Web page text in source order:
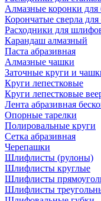
Алмазные коронки
Корончатые сверла
Расходники для
Карандаш алмазный
Паста абразивная
Алмазные чашки
Заточные круги и
Круги лепестковые
Круги лепестковые
Лента абразивная
Опорные тарелки
Полировальные круги
Сетка абразивная
Черепашки
Шлифлисты (рулоны)
Шлифлисты круглые
Шлифлисты
Шлифлисты